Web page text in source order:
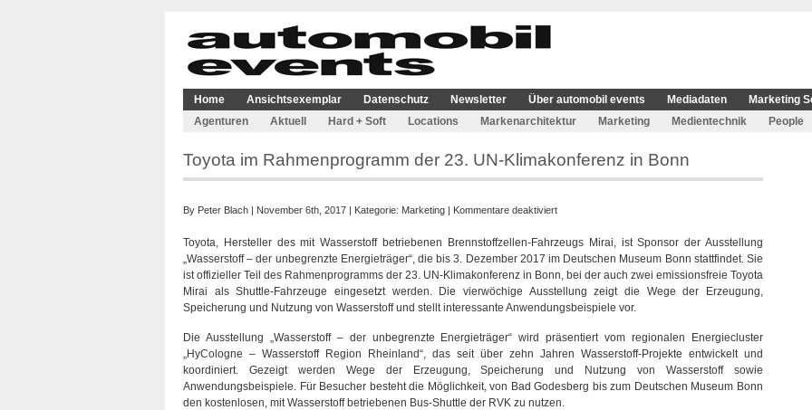
Home Ansichtsexemplar Datenschutz Newsletter Über automobil events Mediadaten
Marketing
Agenturen
Aktuell Hard + Soft Locations Markenarchitektur Marketing Medientechnik People
Toyota im Rahmenprogramm der 23. UN-Klimakonferenz in Bonn
By Peter Blach | November 6th, 2017 | Kategorie: Marketing | Kommentare deaktiviertfür
im
Rahmenprogramm
der
23.
UN-
in
Bonn
Toyota, Hersteller des mit Wasserstoff betriebenen Brennstoffzellen-Fahrzeugs Mirai, ist Sponsor der Ausstellung
„Wasserstoff – der unbegrenzte Energieträger“, die bis 3. Dezember 2017 im Deutschen Museum Bonn stattfindet. Sie
ist offizieller Teil des Rahmenprogramms der 23. UN-Klimakonferenz in Bonn, bei der auch zwei emissionsfreie Toyota
Mirai als Shuttle-Fahrzeuge eingesetzt werden. Die vierwöchige Ausstellung zeigt die Wege der Erzeugung,
Speicherung und Nutzung von Wasserstoff und stellt interessante Anwendungsbeispiele vor.
Die Ausstellung „Wasserstoff – der unbegrenzte Energieträger“ wird präsentiert vom regionalen Energiecluster
„HyCologne – Wasserstoff Region Rheinland“, das seit über zehn Jahren Wasserstoff-Projekte entwickelt und
koordiniert. Gezeigt werden Wege der Erzeugung, Speicherung und Nutzung von Wasserstoff sowie
Anwendungsbeispiele. Für Besucher besteht die Möglichkeit, von Bad Godesberg bis zum Deutschen Museum Bonn
den kostenlosen, mit Wasserstoff betriebenen Bus-Shuttle der RVK zu nutzen.